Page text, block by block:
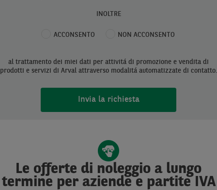
INOLTRE
ACCONSENTO NON ACCONSENTO
al trattamento dei miei dati per attivitá di promozione e vendita di
prodotti e servizi di Arval attraverso modalitá automatizzate di contatto.
Invia la richiesta
Le offerte di noleggio a lungo
termine per aziende e partite IVA